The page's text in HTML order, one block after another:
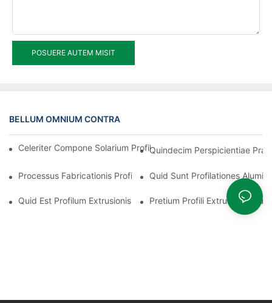
POSUERE AUTEM MISIT
BELLUM OMNIUM CONTRA
Celeriter Compone Solarium Profilum Aluminium Frangens
Quindecim Perspicientiae
Processus Fabricationis Profilationis Extrusionis Aluminii
Quid Sunt Profilationes Aluminii
Quid Est Profilum Extrusionis Aluminii?Pretium Profili Extrusionis